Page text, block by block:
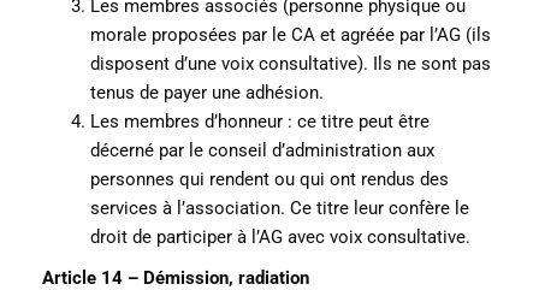
Les membres associés (personne physique ou
morale proposées par le CA et agréée par l’AG (ils
disposent d’une voix consultative). Ils ne sont pas
tenus de payer une adhésion.
Les membres d’honneur : ce titre peut être
décerné par le conseil d’administration aux
personnes qui rendent ou qui ont rendus des
services à l’association. Ce titre leur confère le
droit de participer à l’AG avec voix consultative.
Article 14 – Démission, radiation